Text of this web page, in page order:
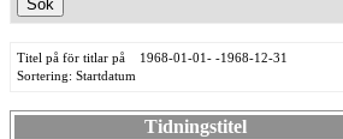
Titel på för titlar på 1968-01-01- -1968-12-31
Sortering: Startdatum
Tidningstitel